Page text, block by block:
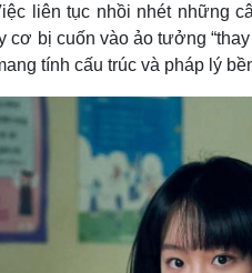
liên tục nhồi nhét những
cơ bị cuốn vào ảo tưởng
tính cấu trúc và pháp lý